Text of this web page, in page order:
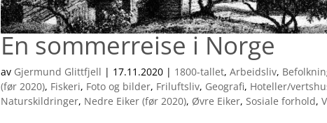
En sommerreise i Norge
av Gjermund Glittfjell | 17.11.2020 | 1800-tallet,Arbeidsliv,
(før 2020), Fiskeri, Foto og bilder, Friluftsliv, Geografi, Hoteller/
Naturskildringer, Nedre Eiker (før 2020), Øvre Eiker,Sosiale forhold,